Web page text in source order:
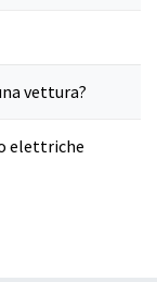
vettura?
elettriche